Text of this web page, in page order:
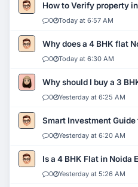
How to Verify property
0 Today at 6:57 AM
Why does a 4 BHK flat
0 Today at 6:30 AM
Why should I buy a 3
0 Yesterday at 6:25 AM
Smart Investment Guide
0 Yesterday at 6:20 AM
Is a 4 BHK Flat in Noida
0 Yesterday at 5:26 AM